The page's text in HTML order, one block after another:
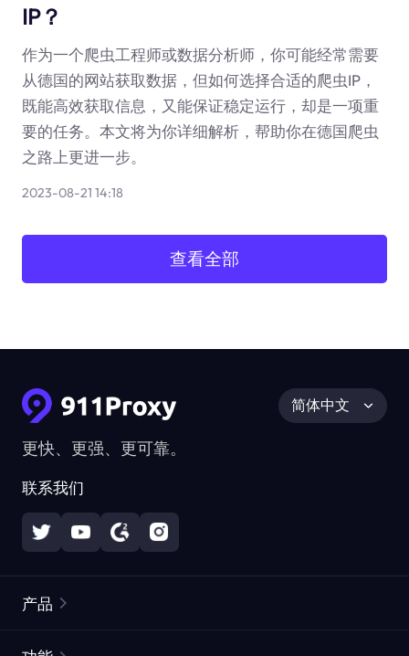
IP？
作为一个爬虫工程师或数据分析师，你可能经常需要
从德国的网站获取数据，但如何选择合适的爬虫IP，
既能高效获取信息，又能保证稳定运行，却是一项重
要的任务。本文将为你详细解析，帮助你在德国爬虫
之路上更进一步。
2023-08-21 14:18
查看全部
更快、更强、更可靠。
联系我们
简体中文
产品